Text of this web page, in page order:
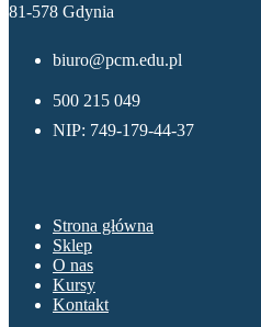
81-578 Gdynia
biuro@pcm.edu.pl
500 215 049
NIP: 749-179-44-37
Strona główna
Sklep
O nas
Kursy
Kontakt